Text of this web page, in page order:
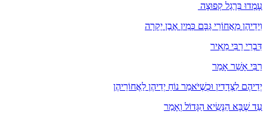
עָמְדוּ בְּרֶגֶל קְפוּצָה
וִידֵיהֶן מֵאֲחוֹרֵי גַּבָּם כְּמִין אֶבֶן יְקָרָה
דִּבְרֵי רַבִּי מֵאִיר
רַבִּי אָשֵׁר אָמַר
יְדֵיהֶם לִצְדָדִין וּכְשֶׁיֹּאמַר נוֹחַ יְדֵיהֶן לַאֲחוֹרֵיהֶן
עַד שֶׁבָּא הַנָּשִׂיא הַגָּדוֹל וְאָמַר